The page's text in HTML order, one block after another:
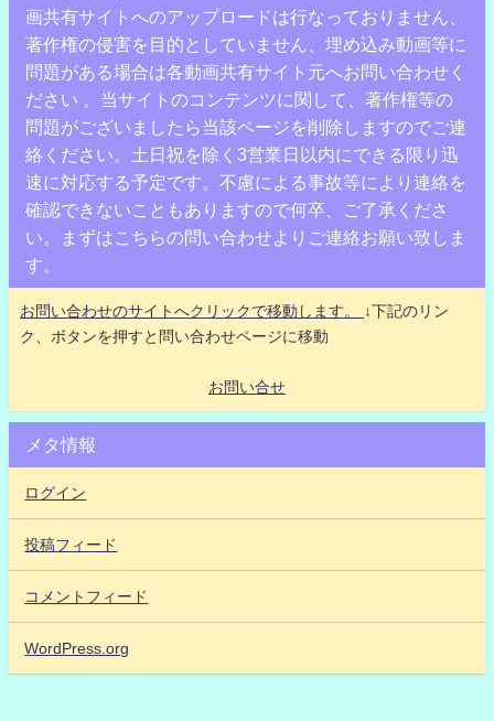
画共有サイトへのアップロードは行なっておりません、
著作権の侵害を目的としていません、埋め込み動画等に
問題がある場合は各動画共有サイト元へお問い合わせく
ださい 。当サイトのコンテンツに関して、著作権等の
問題がございましたら当該ページを削除しますのでご連
絡ください。土日祝を除く3営業日以内にできる限り迅
速に対応する予定です。不慮による事故等により連絡を
確認できないこともありますので何卒、ご了承くださ
い。まずはこちらの問い合わせよりご連絡お願い致しま
す。
お問い合わせのサイトへクリックで移動します。
↓下記のリン
ク、ボタンを押すと問い合わせページに移動
お問い合せ
メタ情報
ログイン
投稿フィード
コメントフィード
WordPress.org